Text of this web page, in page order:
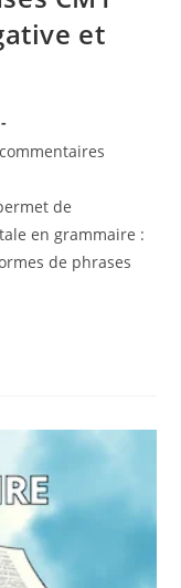
et
de
en grammaire :
de phrases